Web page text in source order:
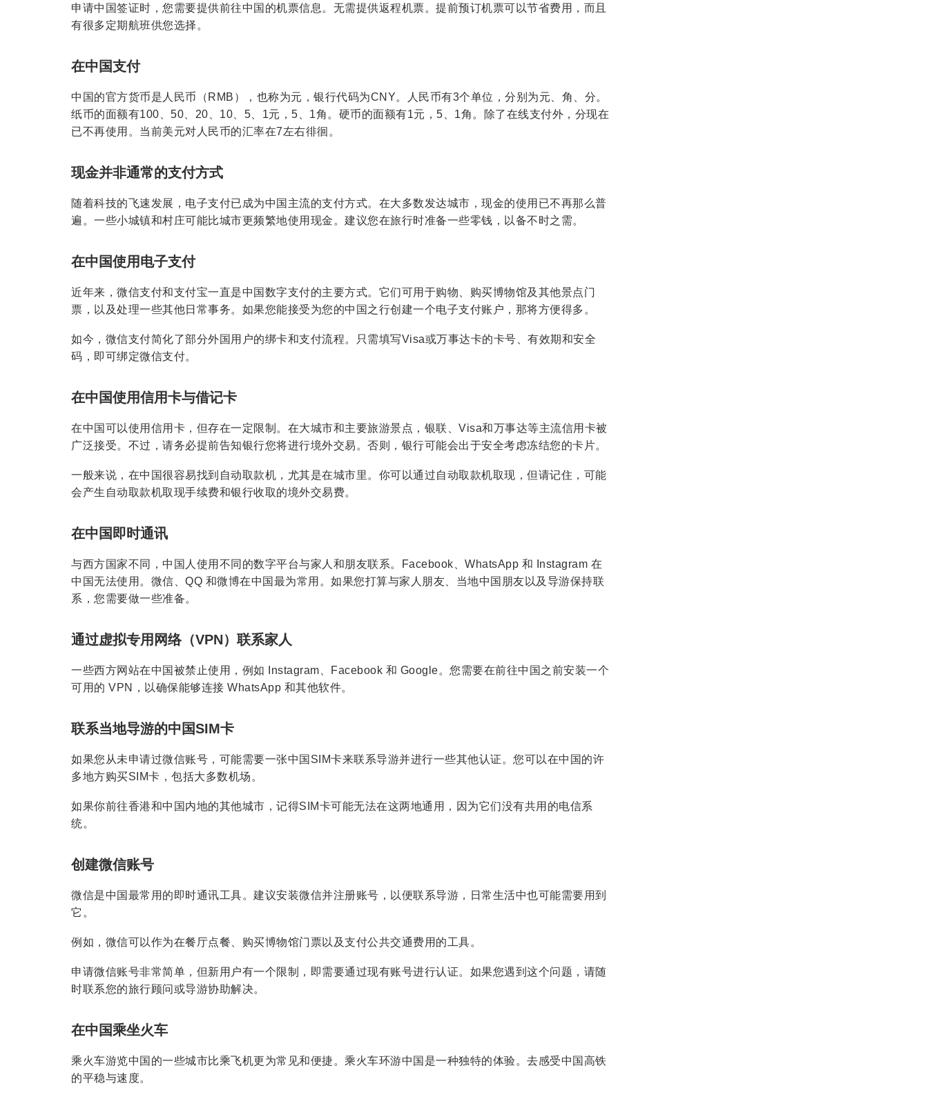
申请中国签证时，您需要提供前往中国的机票信息。无需提供返程机票。提前预订机票可以节省费用，而且
有很多定期航班供您选择。
在中国支付
中国的官方货币是人民币（RMB），也称为元，银行代码为CNY。人民币有3个单位，分别为元、角、分。
纸币的面额有100、50、20、10、5、1元，5、1角。硬币的面额有1元，5、1角。除了在线支付外，分现在
已不再使用。当前美元对人民币的汇率在7左右徘徊。
现金并非通常的支付方式
随着科技的飞速发展，电子支付已成为中国主流的支付方式。在大多数发达城市，现金的使用已不再那么普
遍。一些小城镇和村庄可能比城市更频繁地使用现金。建议您在旅行时准备一些零钱，以备不时之需。
在中国使用电子支付
近年来，微信支付和支付宝一直是中国数字支付的主要方式。它们可用于购物、购买博物馆及其他景点门
票，以及处理一些其他日常事务。如果您能接受为您的中国之行创建一个电子支付账户，那将方便得多。
如今，微信支付简化了部分外国用户的绑卡和支付流程。只需填写Visa或万事达卡的卡号、有效期和安全
码，即可绑定微信支付。
在中国使用信用卡与借记卡
在中国可以使用信用卡，但存在一定限制。在大城市和主要旅游景点，银联、Visa和万事达等主流信用卡被
广泛接受。不过，请务必提前告知银行您将进行境外交易。否则，银行可能会出于安全考虑冻结您的卡片。
一般来说，在中国很容易找到自动取款机，尤其是在城市里。你可以通过自动取款机取现，但请记住，可能
会产生自动取款机取现手续费和银行收取的境外交易费。
在中国即时通讯
与西方国家不同，中国人使用不同的数字平台与家人和朋友联系。Facebook、WhatsApp 和 Instagram 在
中国无法使用。微信、QQ 和微博在中国最为常用。如果您打算与家人朋友、当地中国朋友以及导游保持联
系，您需要做一些准备。
通过虚拟专用网络（VPN）联系家人
一些西方网站在中国被禁止使用，例如 Instagram、Facebook 和 Google。您需要在前往中国之前安装一个
可用的 VPN，以确保能够连接 WhatsApp 和其他软件。
联系当地导游的中国SIM卡
如果您从未申请过微信账号，可能需要一张中国SIM卡来联系导游并进行一些其他认证。您可以在中国的许
多地方购买SIM卡，包括大多数机场。
如果你前往香港和中国内地的其他城市，记得SIM卡可能无法在这两地通用，因为它们没有共用的电信系
统。
创建微信账号
微信是中国最常用的即时通讯工具。建议安装微信并注册账号，以便联系导游，日常生活中也可能需要用到
它。
例如，微信可以作为在餐厅点餐、购买博物馆门票以及支付公共交通费用的工具。
申请微信账号非常简单，但新用户有一个限制，即需要通过现有账号进行认证。如果您遇到这个问题，请随
时联系您的旅行顾问或导游协助解决。
在中国乘坐火车
乘火车游览中国的一些城市比乘飞机更为常见和便捷。乘火车环游中国是一种独特的体验。去感受中国高铁
的平稳与速度。